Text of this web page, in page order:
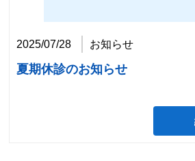
2025/07/28 お知らせ
夏期休診のお知らせ